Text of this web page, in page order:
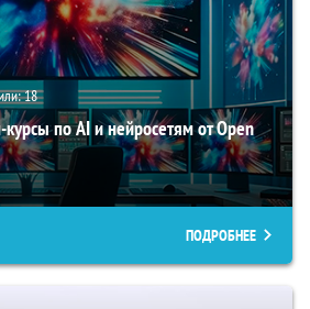
18
по AI и нейросетям от Open
ПОДРОБНЕЕ